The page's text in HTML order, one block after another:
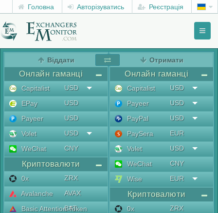
Головна Авторізуватись Реєстрація
Віддати
Онлайн гаманці
Capitalist
USD
EPay
USD
Payeer
USD
Volet
USD
WeChat
CNY
Криптовалюти
0x
ZRX
Avalanche
AVAX
Basic Attention Token
BAT
Отримати
Онлайн гаманці
Capitalist
USD
Payeer
USD
PayPal
USD
PaySera
EUR
Volet
USD
WeChat
CNY
Wise
EUR
Криптовалюти
0x
ZRX